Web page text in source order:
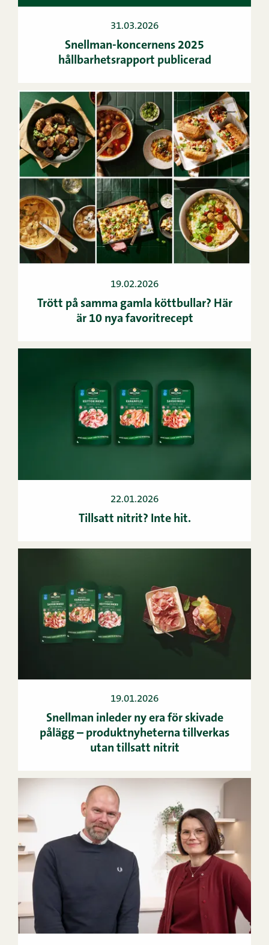
31.03.2026
Snellman-koncernens 2025
hållbarhetsrapport publicerad
19.02.2026
Trött på samma gamla köttbullar? Här
är 10 nya favoritrecept
22.01.2026
Tillsatt nitrit? Inte hit.
19.01.2026
Snellman inleder ny era för skivade
pålägg ­– produktnyheterna tillverkas
utan tillsatt nitrit